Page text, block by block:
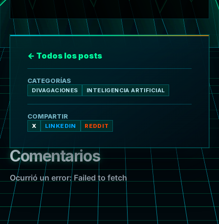
← Todos los posts
CATEGORÍAS
DIVAGACIONES INTELIGENCIA ARTIFICIAL
COMPARTIR
X LINKEDIN REDDIT
Comentarios